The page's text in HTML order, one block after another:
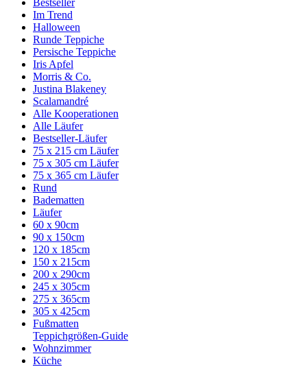
Bestseller
Im Trend
Halloween
Runde Teppiche
Persische Teppiche
Iris Apfel
Morris & Co.
Justina Blakeney
Scalamandré
Alle Kooperationen
Alle Läufer
Bestseller-Läufer
75 x 215 cm Läufer
75 x 305 cm Läufer
75 x 365 cm Läufer
Rund
Badematten
Läufer
60 x 90cm
90 x 150cm
120 x 185cm
150 x 215cm
200 x 290cm
245 x 305cm
275 x 365cm
305 x 425cm
Fußmatten
Teppichgrößen-Guide
Wohnzimmer
Küche